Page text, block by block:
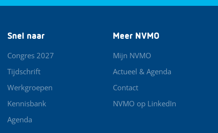
Snel naar
Congres 2027
Tijdschrift
Werkgroepen
Kennisbank
Agenda
Meer NVMO
Mijn NVMO
Actueel & Agenda
Contact
NVMO op LinkedIn